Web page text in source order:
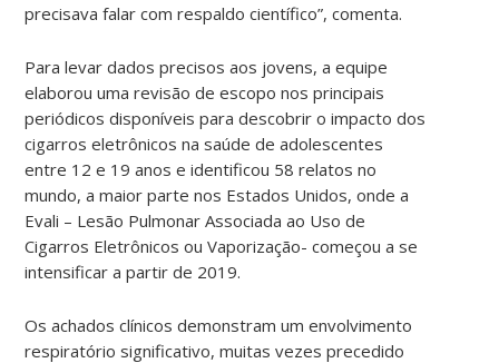
precisava falar com respaldo científico”, comenta.
Para levar dados precisos aos jovens, a equipe
elaborou uma revisão de escopo nos principais
periódicos disponíveis para descobrir o impacto dos
cigarros eletrônicos na saúde de adolescentes
entre 12 e 19 anos e identificou 58 relatos no
mundo, a maior parte nos Estados Unidos, onde a
Evali – Lesão Pulmonar Associada ao Uso de
Cigarros Eletrônicos ou Vaporização- começou a se
intensificar a partir de 2019.
Os achados clínicos demonstram um envolvimento
respiratório significativo, muitas vezes precedido